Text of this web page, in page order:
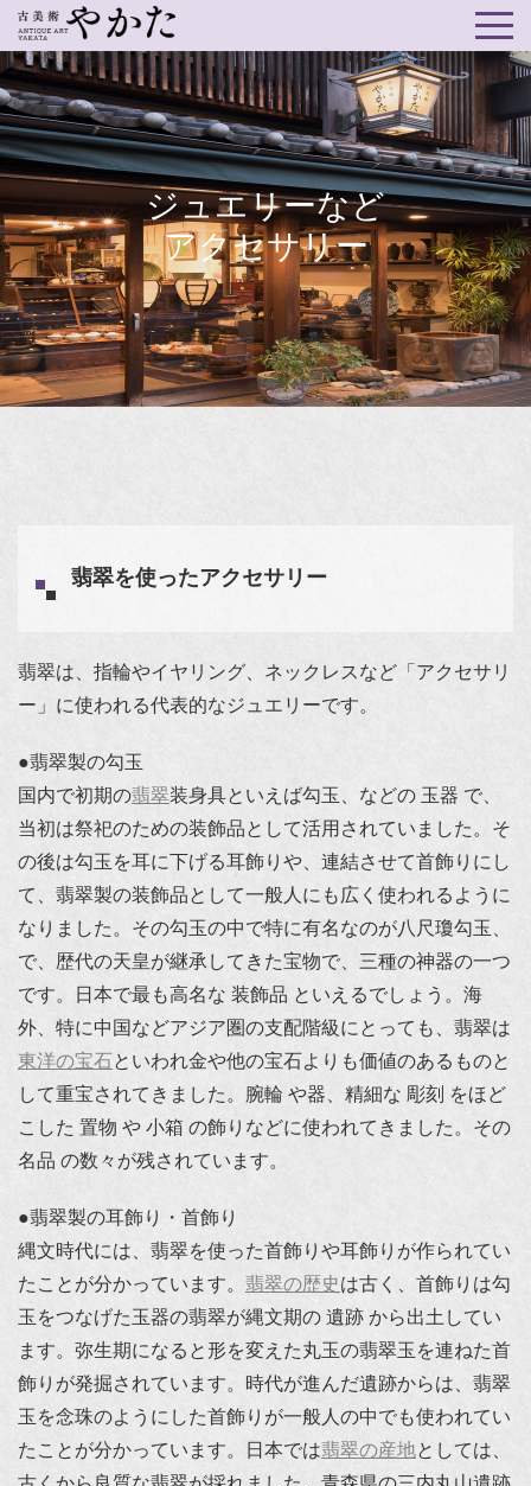
ジュエリーなど
アクセサリー
翡翠を使ったアクセサリー
翡翠は、指輪やイヤリング、ネックレスなど「アクセサリ
ー」に使われる代表的なジュエリーです。
●翡翠製の勾玉
国内で初期の翡翠装身具といえば勾玉、などの 玉器 で、
当初は祭祀のための装飾品として活用されていました。そ
の後は勾玉を耳に下げる耳飾りや、連結させて首飾りにし
て、翡翠製の装飾品として一般人にも広く使われるように
なりました。その勾玉の中で特に有名なのが八尺瓊勾玉、
で、歴代の天皇が継承してきた宝物で、三種の神器の一つ
です。日本で最も高名な 装飾品 といえるでしょう。海
外、特に中国などアジア圏の支配階級にとっても、翡翠は
東洋の宝石といわれ金や他の宝石よりも価値のあるものと
して重宝されてきました。腕輪 や器、精細な 彫刻 をほど
こした 置物 や 小箱 の飾りなどに使われてきました。その
名品 の数々が残されています。
●翡翠製の耳飾り・首飾り
縄文時代には、翡翠を使った首飾りや耳飾りが作られてい
たことが分かっています。 翡翠の歴史は古く、首飾りは勾
玉をつなげた玉器の翡翠が縄文期の 遺跡 から出土してい
ます。弥生期になると形を変えた丸玉の翡翠玉を連ねた首
飾りが発掘されています。時代が進んだ遺跡からは、翡翠
玉を念珠のようにした首飾りが一般人の中でも使われてい
たことが分かっています。日本では翡翠の産地としては、